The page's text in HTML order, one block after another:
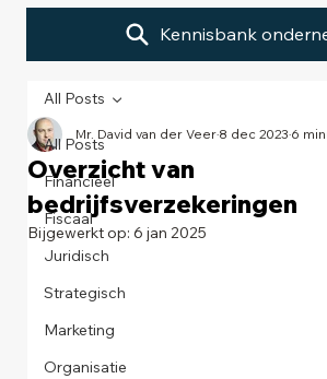
Kennisbank
All Posts
Financieel
Fiscaal
Juridisch
Strategisch
Marketing
Organisatie
All Posts
Overzicht van
bedrijfsverzekeringen
Mr. David van der Veer8 dec 20236
Bijgewerkt op: 6 jan 2025